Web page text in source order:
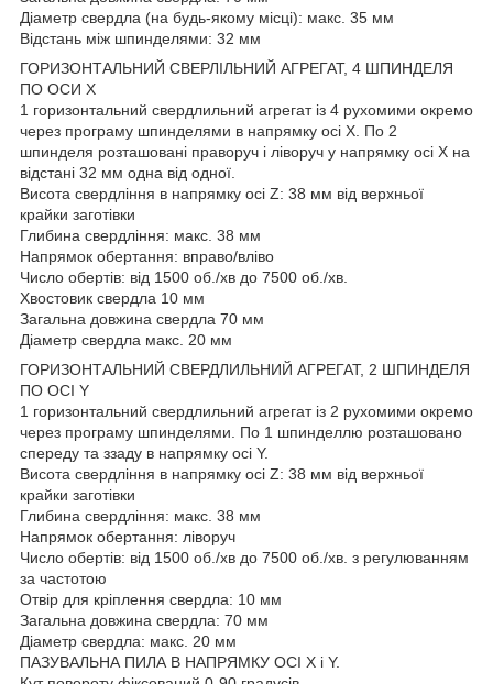
Діаметр свердла (на будь-якому місці): макс. 35 мм
Відстань між шпинделями: 32 мм
ГОРИЗОНТАЛЬНИЙ СВЕРЛІЛЬНИЙ АГРЕГАТ, 4 ШПИНДЕЛЯ
ПО ОСИ X
1 горизонтальний свердлильний агрегат із 4 рухомими окремо
через програму шпинделями в напрямку осі X. По 2
шпинделя розташовані праворуч і ліворуч у напрямку осі X на
відстані 32 мм одна від одної.
Висота свердління в напрямку осі Z: 38 мм від верхньої
крайки заготівки
Глибина свердління: макс. 38 мм
Напрямок обертання: вправо/вліво
Число обертів: від 1500 об./хв до 7500 об./хв.
Хвостовик свердла 10 мм
Загальна довжина свердла 70 мм
Діаметр свердла макс. 20 мм
ГОРИЗОНТАЛЬНИЙ СВЕРДЛИЛЬНИЙ АГРЕГАТ, 2 ШПИНДЕЛЯ
ПО ОСІ Y
1 горизонтальний свердлильний агрегат із 2 рухомими окремо
через програму шпинделями. По 1 шпинделлю розташовано
спереду та ззаду в напрямку осі Y.
Висота свердління в напрямку осі Z: 38 мм від верхньої
крайки заготівки
Глибина свердління: макс. 38 мм
Напрямок обертання: ліворуч
Число обертів: від 1500 об./хв до 7500 об./хв. з регулюванням
за частотою
Отвір для кріплення свердла: 10 мм
Загальна довжина свердла: 70 мм
Діаметр свердла: макс. 20 мм
ПАЗУВАЛЬНА ПИЛА В НАПРЯМКУ ОСІ X і Y.